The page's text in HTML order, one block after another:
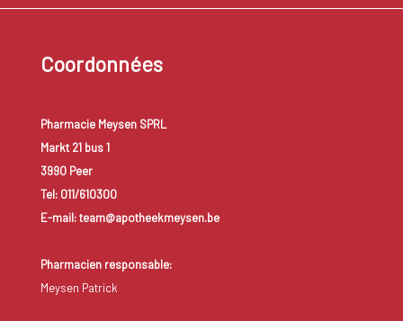
Coordonnées
Pharmacie Meysen SPRL
Markt 21 bus 1
3990 Peer
Tel: 011/610300
E-mail: team@apotheekmeysen.be
Pharmacien responsable:
Meysen Patrick